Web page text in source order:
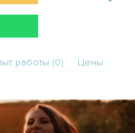
работы (0) Цены